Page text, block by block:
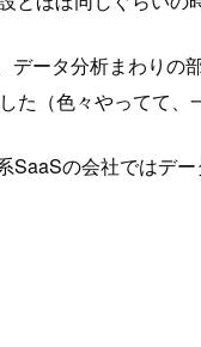
ータ分析まわり
（色々やってて、
の会社ではデ